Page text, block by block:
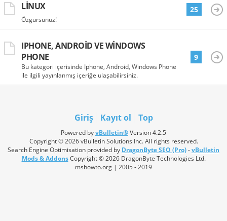
LINUX
Özgürsünüz!
25
IPHONE, ANDROID VE WINDOWS
PHONE
Bu kategori içerisinde Iphone, Android, Windows Phone
ile ilgili yayınlanmış içeriğe ulaşabilirsiniz.
9
Giriş Kayıt ol Top
Powered byvBulletin®Version 4.2.5
Copyright © 2026 vBulletin Solutions Inc. All rights reserved.
Search Engine Optimisation provided by DragonByte SEO (Pro)-vBulletin
Mods & AddonsCopyright © 2026 DragonByte Technologies Ltd.
mshowto.org | 2005 - 2019